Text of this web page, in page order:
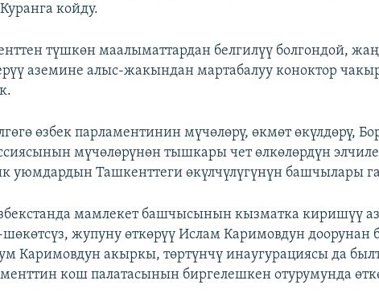
койду.
түшкөн маалыматтардан белгилүү болгондой,
аземине алыс-жакындан мартабалуу коноктор
өзбек парламентинин мүчөлөрү, өкмөт өкүлдөрү,
мүчөлөрүнөн тышкары чет өлкөлөрдүн
уюмдардын Ташкенттеги өкүлчүлүгүнүн башчылары
мамлекет башчысынын кызматка киришүү
жупуну өткөрүү Ислам Каримовдун доорунан
Каримовдун акыркы, төртүнчү инаугурациясы да
кош палатасынын биргелешкен отурумунда